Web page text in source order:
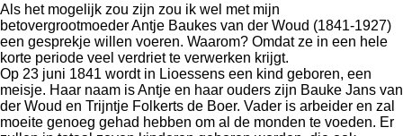
Als het mogelijk zou zijn zou ik wel met mijn
betovergrootmoeder Antje Baukes van der Woud (1841-1927)
een gesprekje willen voeren. Waarom? Omdat ze in een hele
korte periode veel verdriet te verwerken krijgt.
Op 23 juni 1841 wordt in Lioessens een kind geboren, een
meisje. Haar naam is Antje en haar ouders zijn Bauke Jans van
der Woud en Trijntje Folkerts de Boer. Vader is arbeider en zal
moeite genoeg gehad hebben om al de monden te voeden. Er